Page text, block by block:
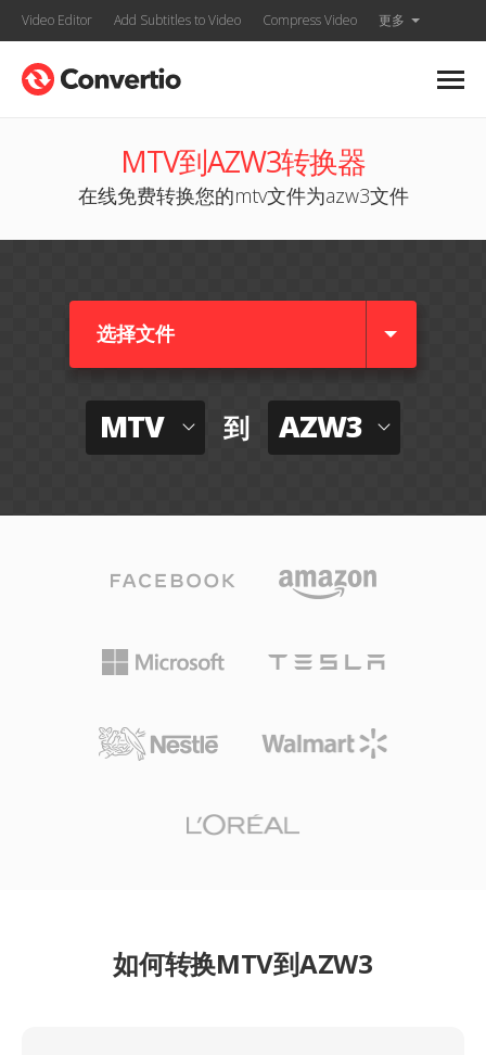
Video Editor Add Subtitles to Video Compress Video 更多
MTV到AZW3转换器
在线免费转换您的mtv文件为azw3文件
选择文件
MTV 到 AZW3
如何转换MTV到AZW3